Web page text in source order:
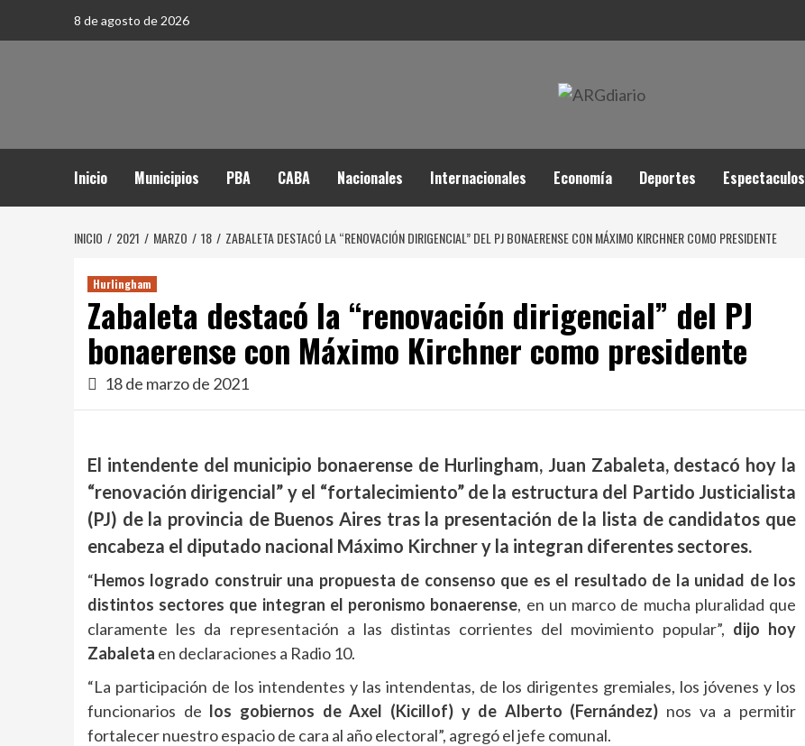
8 de agosto de 2026
Inicio Municipios PBA CABA Nacionales Internacionales Economía Deportes Espectaculos
INICIO 2021 MARZO 18 ZABALETA DESTACÓ LA “RENOVACIÓN DIRIGENCIAL” DEL PJ BONAERENSE CON MÁXIMO KIRCHNER COMO PRESIDENTE
Hurlingham
Zabaleta destacó la “renovación dirigencial” del PJ
bonaerense con Máximo Kirchner como presidente
18 de marzo de 2021
El intendente del municipio bonaerense de Hurlingham, Juan Zabaleta, destacó hoy la
“renovación dirigencial” y el “fortalecimiento” de la estructura del Partido Justicialista
(PJ) de la provincia de Buenos Aires tras la presentación de la lista de candidatos que
encabeza el diputado nacional Máximo Kirchner y la integran diferentes sectores.
“Hemos logrado construir una propuesta de consenso que es el resultado de la unidad de los
distintos sectores que integran el peronismo bonaerense, en un marco de mucha pluralidad que
claramente les da representación a las distintas corrientes del movimiento popular”, dijo hoy
Zabaleta en declaraciones a Radio 10.
“La participación de los intendentes y las intendentas, de los dirigentes gremiales, los jóvenes y los
funcionarios de los gobiernos de Axel (Kicillof) y de Alberto (Fernández) nos va a permitir
fortalecer nuestro espacio de cara al año electoral”, agregó el jefe comunal.